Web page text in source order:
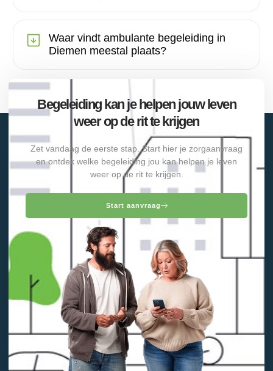
Waar vindt ambulante begeleiding in
Diemen meestal plaats?
Begeleiding kan je helpen jouw leven
weer op de rit te krijgen
Zet vandaag de eerste stap. Start hier je zorgaanvraag
en ontdek welke begeleiding jou kan helpen je leven
weer op de rit te krijgen.
Start aanvraag